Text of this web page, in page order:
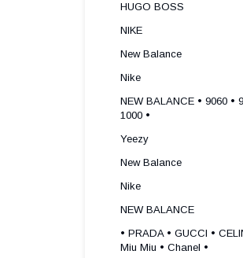
HUGO BOSS
NIKE
New Balance
Nike
NEW BALANCE • 9060 •
1000 •
Yeezy
New Balance
Nike
NEW BALANCE
• PRADA • GUCCI •
Miu Miu • Chanel •